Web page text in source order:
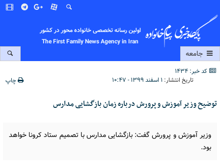
اولین رسانه تخصصی خانواده محور در کشور
The First Family News Agency in Iran
جامعه
کد خبر: 1434
تاریخ انتشار: ۱ اسفند ۱۳۹۹ - ۱۰:۴۷ چاپ
توضیح وزیر آموزش و پرورش درباره زمان بازگشایی مدارس
وزیر آموزش و پرورش گفت: بازگشایی مدارس با تصمیم ستاد کرونا خواهد
بود.